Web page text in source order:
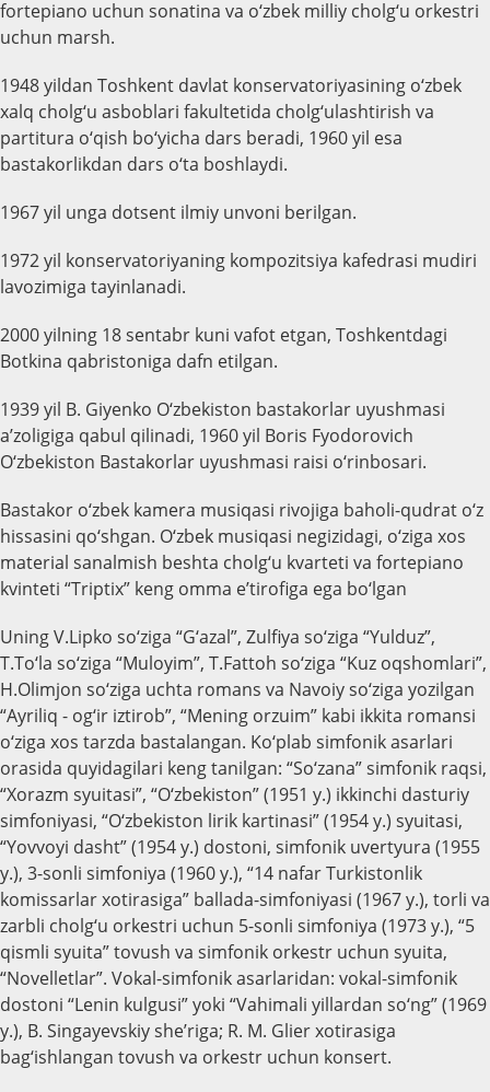
fortepiano uchun sonatina va o‘zbek milliy cholg‘u orkestri
uchun marsh.
1948 yildan Toshkent davlat konservatoriyasining o‘zbek
xalq cholg‘u asboblari fakultetida cholg‘ulashtirish va
partitura o‘qish bo‘yicha dars beradi, 1960 yil esa
bastakorlikdan dars o‘ta boshlaydi.
1967 yil unga dotsent ilmiy unvoni berilgan.
1972 yil konservatoriyaning kompozitsiya kafedrasi mudiri
lavozimiga tayinlanadi.
2000 yilning 18 sentabr kuni vafot etgan, Toshkentdagi
Botkina qabristoniga dafn etilgan.
1939 yil B. Giyenko O‘zbekiston bastakorlar uyushmasi
a’zoligiga qabul qilinadi, 1960 yil Boris Fyodorovich
O‘zbekiston Bastakorlar uyushmasi raisi o‘rinbosari.
Bastakor o‘zbek kamera musiqasi rivojiga baholi-qudrat o‘z
hissasini qo‘shgan. O‘zbek musiqasi negizidagi, o‘ziga xos
material sanalmish beshta cholg‘u kvarteti va fortepiano
kvinteti “Triptix” keng omma e’tirofiga ega bo‘lgan
Uning V.Lipko so‘ziga “G‘azal”, Zulfiya so‘ziga “Yulduz”,
T.To‘la so‘ziga “Muloyim”, T.Fattoh so‘ziga “Kuz oqshomlari”,
H.Olimjon so‘ziga uchta romans va Navoiy so‘ziga yozilgan
“Ayriliq - og‘ir iztirob”, “Mening orzuim” kabi ikkita romansi
o‘ziga xos tarzda bastalangan. Ko‘plab simfonik asarlari
orasida quyidagilari keng tanilgan: “So‘zana” simfonik raqsi,
“Xorazm syuitasi”, “O‘zbekiston” (1951 y.) ikkinchi dasturiy
simfoniyasi, “O‘zbekiston lirik kartinasi” (1954 y.) syuitasi,
“Yovvoyi dasht” (1954 y.) dostoni, simfonik uvertyura (1955
y.), 3-sonli simfoniya (1960 y.), “14 nafar Turkistonlik
komissarlar xotirasiga” ballada-simfoniyasi (1967 y.), torli va
zarbli cholg‘u orkestri uchun 5-sonli simfoniya (1973 y.), “5
qismli syuita” tovush va simfonik orkestr uchun syuita,
“Novelletlar”. Vokal-simfonik asarlaridan: vokal-simfonik
dostoni “Lenin kulgusi” yoki “Vahimali yillardan so‘ng” (1969
y.), B. Singayevskiy she’riga; R. M. Glier xotirasiga
bag‘ishlangan tovush va orkestr uchun konsert.